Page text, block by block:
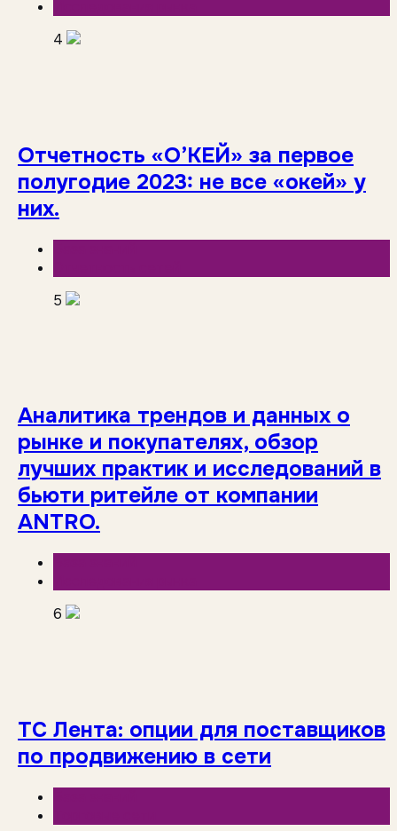
4
Отчетность «О’КЕЙ» за первое
полугодие 2023: не все «окей» у
них.
5
Аналитика трендов и данных о
рынке и покупателях, обзор
лучших практик и исследований в
бьюти ритейле от компании
ANTRO.
6
ТС Лента: опции для поставщиков
по продвижению в сети